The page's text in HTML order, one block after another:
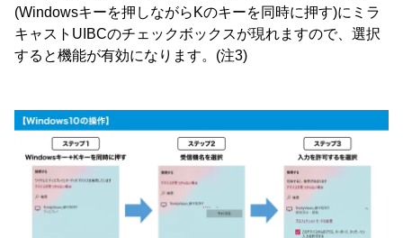
(Windowsキーを押しながらKのキーを同時に押す)にミラ
キャストUIBCのチェックボックスが現れますので、選択
すると機能が有効になります。(注3)